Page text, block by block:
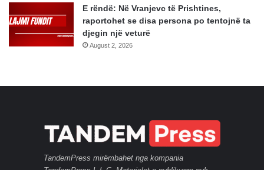
E rëndë: Në Vranjevc të Prishtines,
raportohet se disa persona po tentojnë ta
djegin një veturë
August 2, 2026
TandemPress mirëmbahet nga kompania